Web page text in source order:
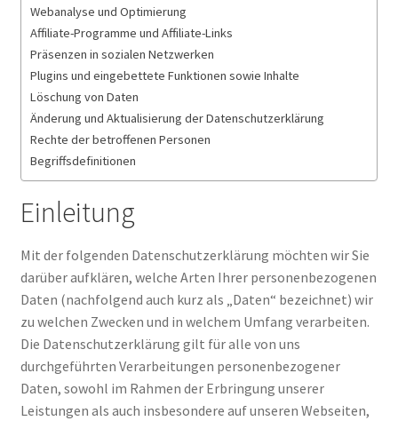
Webanalyse und Optimierung
Affiliate-Programme und Affiliate-Links
Präsenzen in sozialen Netzwerken
Plugins und eingebettete Funktionen sowie Inhalte
Löschung von Daten
Änderung und Aktualisierung der Datenschutzerklärung
Rechte der betroffenen Personen
Begriffsdefinitionen
Einleitung
Mit der folgenden Datenschutzerklärung möchten wir Sie
darüber aufklären, welche Arten Ihrer personenbezogenen
Daten (nachfolgend auch kurz als „Daten“ bezeichnet) wir
zu welchen Zwecken und in welchem Umfang verarbeiten.
Die Datenschutzerklärung gilt für alle von uns
durchgeführten Verarbeitungen personenbezogener
Daten, sowohl im Rahmen der Erbringung unserer
Leistungen als auch insbesondere auf unseren Webseiten,